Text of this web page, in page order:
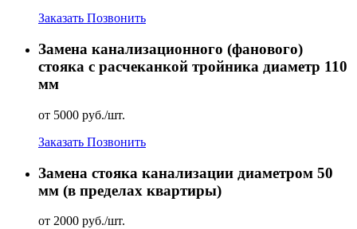
Заказать Позвонить
Замена канализационного (фанового)
стояка с расчеканкой тройника диаметр 110
мм
от 5000 руб./шт.
Заказать Позвонить
Замена стояка канализации диаметром 50
мм (в пределах квартиры)
от 2000 руб./шт.